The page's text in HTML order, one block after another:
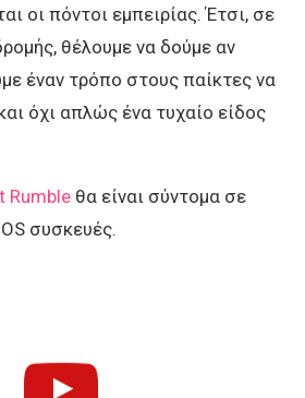
οι πόντοι εμπειρίας. Έτσι, σε
θέλουμε να δούμε αν
έναν τρόπο στους παίκτες να
όχι απλώς ένα τυχαίο είδος
Rumble θα είναι σύντομα σε
συσκευές.